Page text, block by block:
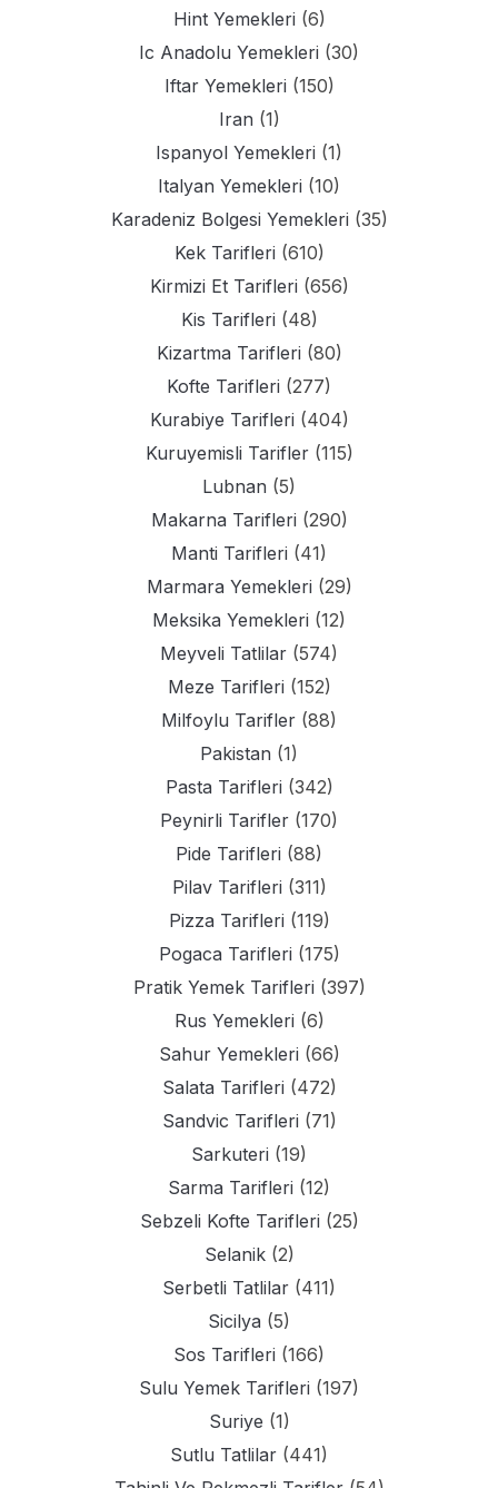
Hint Yemekleri (6)
Ic Anadolu Yemekleri (30)
Iftar Yemekleri (150)
Iran (1)
Ispanyol Yemekleri (1)
Italyan Yemekleri (10)
Karadeniz Bolgesi Yemekleri (35)
Kek Tarifleri (610)
Kirmizi Et Tarifleri (656)
Kis Tarifleri (48)
Kizartma Tarifleri (80)
Kofte Tarifleri (277)
Kurabiye Tarifleri (404)
Kuruyemisli Tarifler(115)
Lubnan (5)
Makarna Tarifleri (290)
Manti Tarifleri (41)
Marmara Yemekleri (29)
Meksika Yemekleri (12)
Meyveli Tatlilar (574)
Meze Tarifleri (152)
Milfoylu Tarifler (88)
Pakistan (1)
Pasta Tarifleri (342)
Peynirli Tarifler (170)
Pide Tarifleri (88)
Pilav Tarifleri (311)
Pizza Tarifleri (119)
Pogaca Tarifleri (175)
Pratik Yemek Tarifleri (397)
Rus Yemekleri (6)
Sahur Yemekleri (66)
Salata Tarifleri (472)
Sandvic Tarifleri (71)
Sarkuteri (19)
Sarma Tarifleri (12)
Sebzeli Kofte Tarifleri (25)
Selanik(2)
Serbetli Tatlilar (411)
Sicilya (5)
Sos Tarifleri (166)
Sulu Yemek Tarifleri (197)
Suriye (1)
Sutlu Tatlilar (441)